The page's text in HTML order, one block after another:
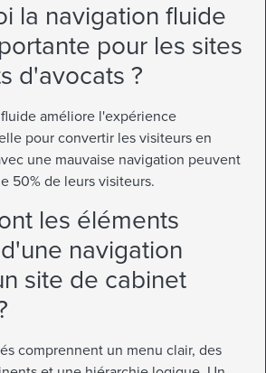
la navigation fluide
pour les sites
d'avocats ?
améliore l'expérience
pour convertir les visiteurs en
une mauvaise navigation peuvent
50% de leurs visiteurs.
les éléments
navigation
site de cabinet
comprennent un menu clair, des